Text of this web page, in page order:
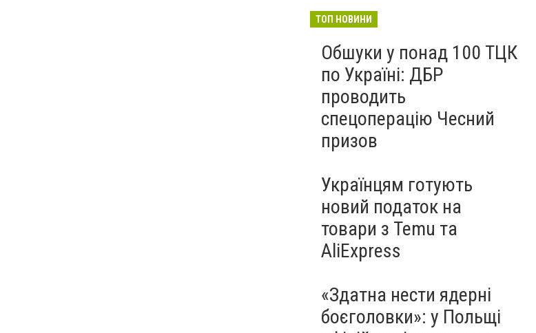
ТОП НОВИНИ
Обшуки у понад 100 ТЦК
по Україні: ДБР
проводить
спецоперацію Чесний
призов
Українцям готують
новий податок на
товари з Temu та
AliExpress
«Здатна нести ядерні
боєголовки»: у Польщі